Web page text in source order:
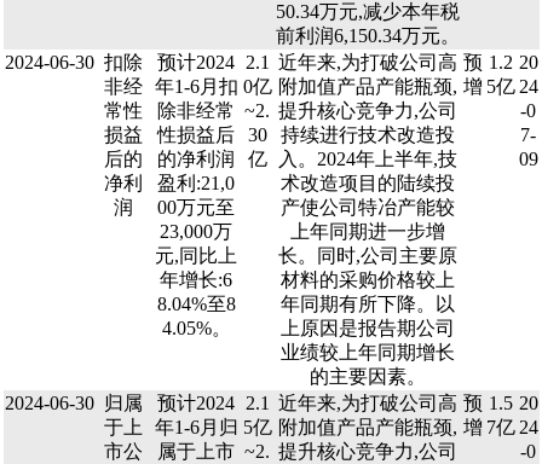
50.34万元,减少本年税
前利润6,150.34万元。
2024-06-30 扣除
非经
常性
损益
后的
净利
润
预计2024
年1-6月扣
除非经常
性损益后
的净利润
盈利:21,0
00万元至
23,000万
元,同比上
年增长:6
8.04%至8
4.05%。
2.1
0亿
~2.
30
亿
近年来,为打破公司高
附加值产品产能瓶颈,
提升核心竞争力,公司
持续进行技术改造投
入。2024年上半年,技
术改造项目的陆续投
产使公司特冶产能较
上年同期进一步增
长。同时,公司主要原
材料的采购价格较上
年同期有所下降。以
上原因是报告期公司
业绩较上年同期增长
的主要因素。
预
增
1.2
5亿
20
24
-0
7-
09
2024-06-30 归属
于上
市公
预计2024
年1-6月归
属于上市
2.1
5亿
~2.
近年来,为打破公司高
附加值产品产能瓶颈,
提升核心竞争力,公司
预
增
1.5
7亿
20
24
-0